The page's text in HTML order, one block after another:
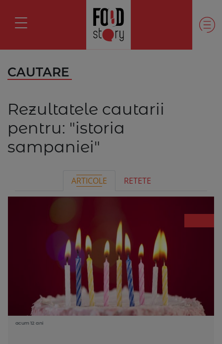
CAUTARE
Rezultatele cautarii
pentru: "istoria
sampaniei"
ARTICOLE RETETE
acum 12 ani